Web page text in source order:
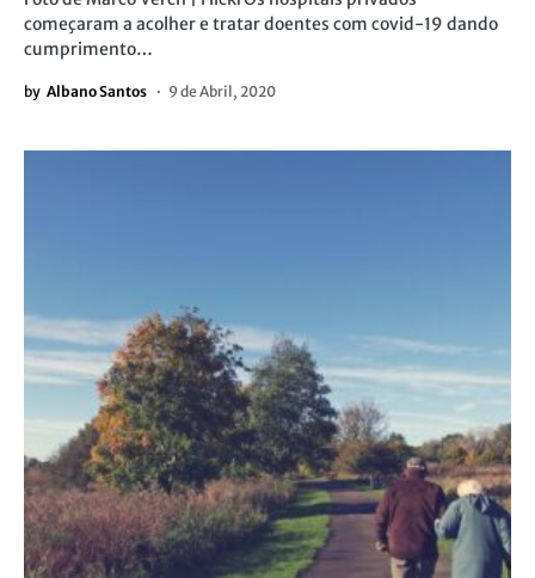
começaram a acolher e tratar doentes com covid-19 dando
cumprimento…
by Albano Santos 9 de Abril, 2020